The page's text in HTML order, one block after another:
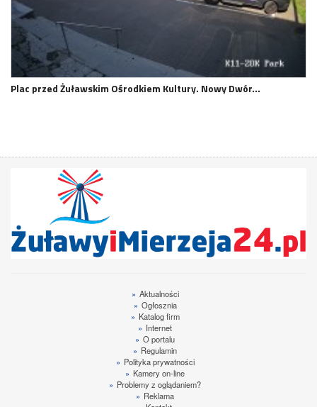
Plac przed Żuławskim Ośrodkiem Kultury. Nowy Dwór…
» Aktualności
» Ogłosznia
» Katalog firm
» Internet
» O portalu
» Regulamin
» Polityka prywatności
» Kamery on-line
» Problemy z oglądaniem?
» Reklama